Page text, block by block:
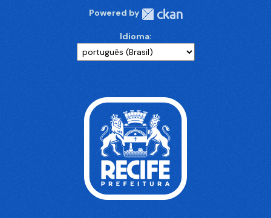
Powered by
Idioma